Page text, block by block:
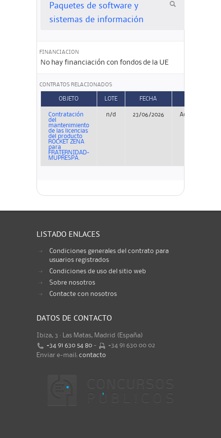
Paquetes de software y
sistemas de información
FINANCIACION
No hay financiación con fondos de la UE
CONTRATOS RELACIONADOS
OBJETO LOTE FECHA
Contratación
del
mantenimiento
de las licencias
del producto
ROCKET ZENA
para
FRATERNIDAD-
MUPRESPA.
n/d 23/06/2026 Adjudicación
LISTADO ENLACES
Condiciones generales del contrato para
usuarios registrados
Condiciones de uso del sitio web
Sobre nosotros
Contacte con nosotros
DATOS DE CONTACTO
Ibiza, 3 · Las Matas, Madrid (España)
+34 91 630 54 80 -
+34 91 630 00 02
Enviar e-mail: contacto